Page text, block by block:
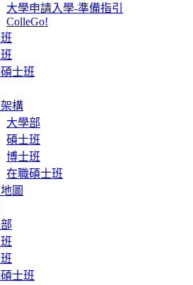
大學申請入學-準備指引
ColleGo!
士班
構
大學部
碩士班
博士班
在職碩士班
圖
士班